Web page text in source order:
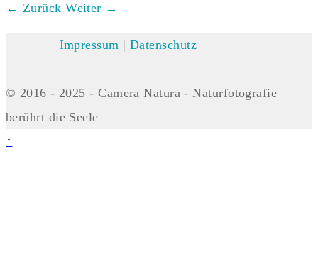
← Zurück Weiter →
Impressum |Datenschutz
© 2016 - 2025 - Camera Natura - Naturfotografie
berührt die Seele
↑